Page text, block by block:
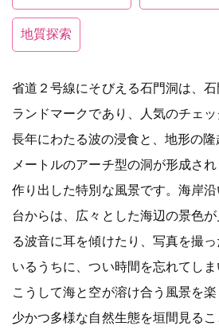
地質探索
省道２号線にそびえる石門洞は、
ランドマークであり、人気のチェッ
長年にわたる波の浸食と、地形の
メートルのアーチ型の洞が形成さ
作り出した特別な風景です。海岸
台からは、広々とした海辺の景色
る波音に耳を傾けたり、写真を撮
いるうちに、つい時間を忘れてしま
こうして海と空が溶け合う風景を
少かつ多様な自然生態を垣間見る